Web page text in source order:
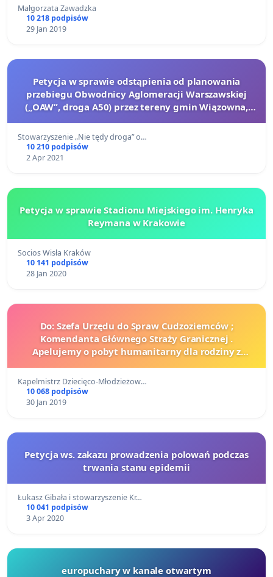
Małgorzata Zawadzka
10 218 podpisów
29 Jan 2019
Petycja w sprawie odstąpienia od planowania
przebiegu Obwodnicy Aglomeracji Warszawskiej
(„OAW”, droga A50) przez tereny gmin Wiązowna,
Stowarzyszenie „Nie tędy droga” o…
10 210 podpisów
2 Apr 2021
Petycja w sprawie Stadionu Miejskiego im. Henryka
Reymana w Krakowie
Socios Wisła Kraków
10 141 podpisów
28 Jan 2020
Do: Szefa Urzędu do Spraw Cudzoziemców ;
Komendanta Głównego Straży Granicznej .
Apelujemy o pobyt humanitarny dla rodziny z
Kapelmistrz Dziecięco-Młodzieżow…
10 068 podpisów
30 Jan 2019
Petycja ws. zakazu prowadzenia polowań podczas
trwania stanu epidemii
Łukasz Gibała i stowarzyszenie Kr…
10 041 podpisów
3 Apr 2020
europuchary w kanale otwartym